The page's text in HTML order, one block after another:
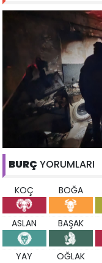
BURÇ YORUMLARI
KOÇ BOĞA
ASLAN BAŞAK
YAY OĞLAK